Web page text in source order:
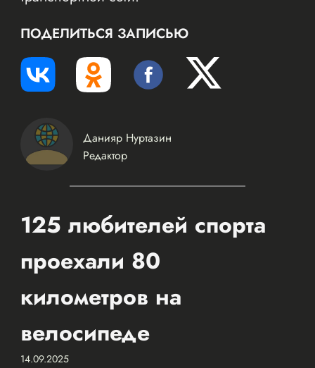
ПОДЕЛИТЬСЯ ЗАПИСЬЮ
Данияр Нуртазин
Редактор
125 любителей спорта
проехали 80
километров на
велосипеде
14.09.2025